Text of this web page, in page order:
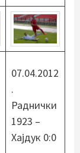
07.04.2012
.
Раднички
1923 –
Хајдук 0:0